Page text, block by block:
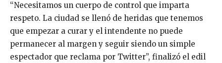
“Necesitamos un cuerpo de control que imparta
respeto. La ciudad se llenó de heridas que tenemos
que empezar a curar y el intendente no puede
permanecer al margen y seguir siendo un simple
espectador que reclama por Twitter”, finalizó el edil